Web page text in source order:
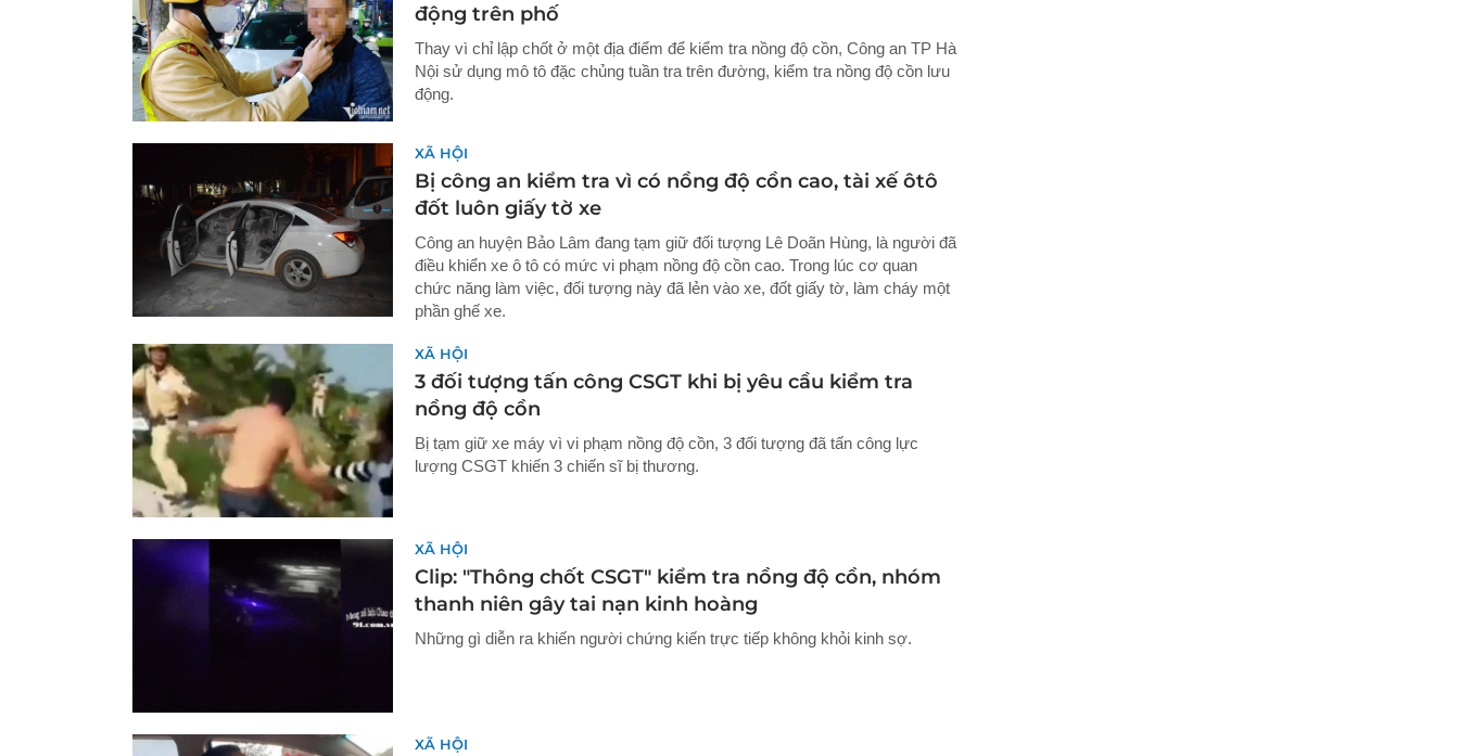
động trên phố
Thay vì chỉ lập chốt ở một địa điểm để kiểm tra nồng độ cồn, Công an TP Hà
Nội sử dụng mô tô đặc chủng tuần tra trên đường, kiểm tra nồng độ cồn lưu
động.
XÃ HỘI
Bị công an kiểm tra vì có nồng độ cồn cao, tài xế ôtô
đốt luôn giấy tờ xe
Công an huyện Bảo Lâm đang tạm giữ đối tượng Lê Doãn Hùng, là người đã
điều khiển xe ô tô có mức vi phạm nồng độ cồn cao. Trong lúc cơ quan
chức năng làm việc, đối tượng này đã lẻn vào xe, đốt giấy tờ, làm cháy một
phần ghế xe.
XÃ HỘI
3 đối tượng tấn công CSGT khi bị yêu cầu kiểm tra
nồng độ cồn
Bị tạm giữ xe máy vì vi phạm nồng độ cồn, 3 đối tượng đã tấn công lực
lượng CSGT khiến 3 chiến sĩ bị thương.
XÃ HỘI
Clip: "Thông chốt CSGT" kiểm tra nồng độ cồn, nhóm
thanh niên gây tai nạn kinh hoàng
Những gì diễn ra khiến người chứng kiến trực tiếp không khỏi kinh sợ.
XÃ HỘI